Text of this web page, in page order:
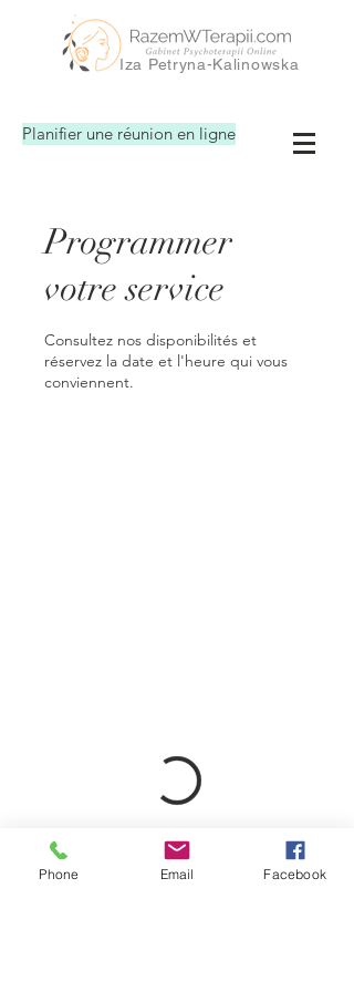
Iza Petryna-Kalinowska
Planifier une réunion en ligne
Programmer
votre service
Consultez nos disponibilités et
réservez la date et l'heure qui vous
conviennent.
Phone Email Facebook